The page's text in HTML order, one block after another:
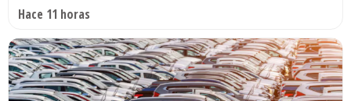
Hace 11 horas